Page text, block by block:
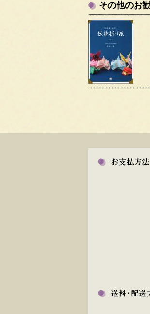
その他のお